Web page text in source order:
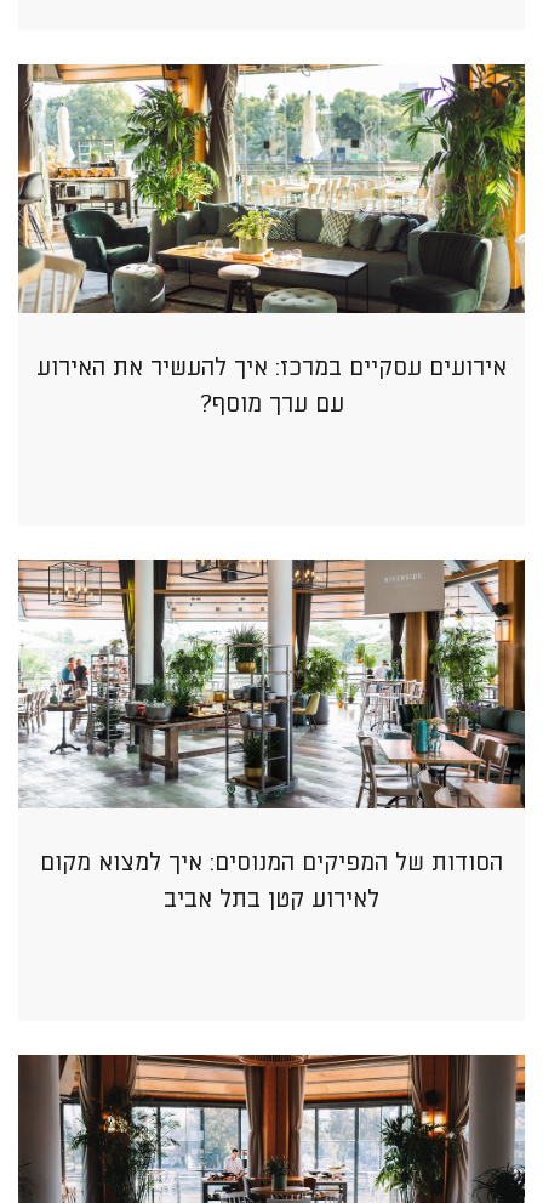
אירועים עסקיים במרכז: איך להעשיר את האירוע
עם ערך מוסף?
הסודות של המפיקים המנוסים: איך למצוא מקום
לאירוע קטן בתל אביב